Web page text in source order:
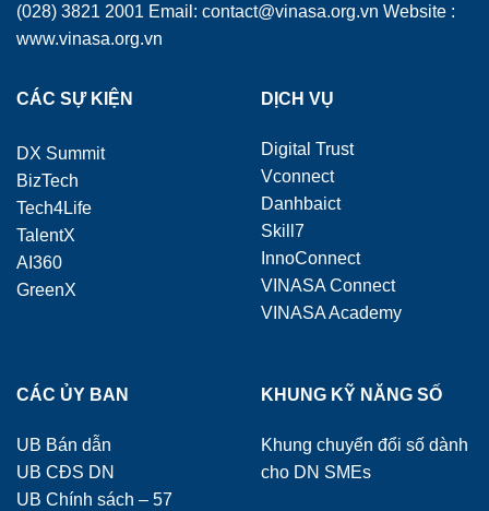
(028) 3821 2001 Email: contact@vinasa.org.vn Website :
www.vinasa.org.vn
CÁC SỰ KIỆN
DX Summit
BizTech
Tech4Life
TalentX
AI360
GreenX
DỊCH VỤ
Digital Trust
Vconnect
Danhbaict
Skill7
InnoConnect
VINASA Connect
VINASA Academy
CÁC ỦY BAN
UB Bán dẫn
UB CĐS DN
UB Chính sách – 57
KHUNG KỸ NĂNG SỐ
Khung chuyển đổi số dành
cho DN SMEs